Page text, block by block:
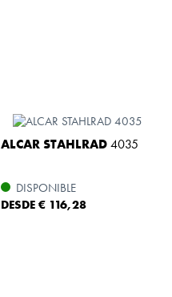
ALCAR STAHLRAD4035
DISPONIBLE
DESDE € 116,28